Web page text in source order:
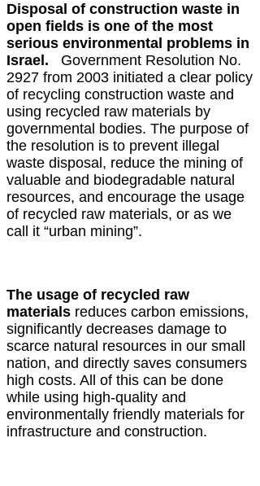
Disposal of construction waste in
open fields is one of the most
serious environmental problems in
Israel. Government Resolution No.
2927 from 2003 initiated a clear policy
of recycling construction waste and
using recycled raw materials by
governmental bodies. The purpose of
the resolution is to prevent illegal
waste disposal, reduce the mining of
valuable and biodegradable natural
resources, and encourage the usage
of recycled raw materials, or as we
call it “urban mining”.
The usage of recycled raw
materials reduces carbon emissions,
significantly decreases damage to
scarce natural resources in our small
nation, and directly saves consumers
high costs. All of this can be done
while using high-quality and
environmentally friendly materials for
infrastructure and construction.